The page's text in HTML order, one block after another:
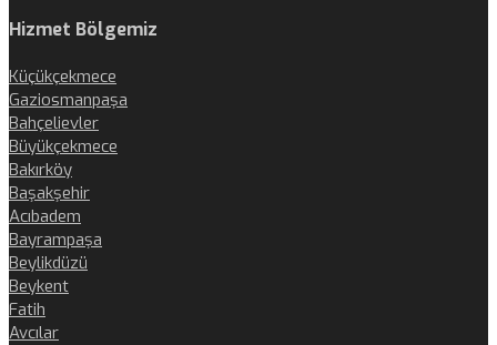
Hizmet Bölgemiz
Küçükçekmece
Gaziosmanpaşa
Bahçelievler
Büyükçekmece
Bakırköy
Başakşehir
Acıbadem
Bayrampaşa
Beylikdüzü
Beykent
Fatih
Avcılar